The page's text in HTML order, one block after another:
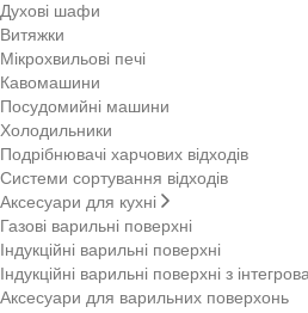
Духові шафи
Витяжки
Мікрохвильові печі
Кавомашини
Посудомийні машини
Холодильники
Подрібнювачі харчових відходів
Системи сортування відходів
Аксесуари для кухні
Газові варильні поверхні
Індукційні варильні поверхні
Індукційні варильні поверхні з
Аксесуари для варильних поверхонь